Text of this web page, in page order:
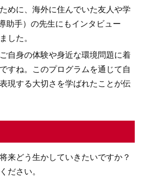
めに、海外に住んでいた友人や学
助手）の先生にもインタビュー
した。
自身の体験や身近な環境問題に着
すね。このプログラムを通じて自
現する大切さを学ばれたことが伝
来どう生かしていきたいですか？
ださい。